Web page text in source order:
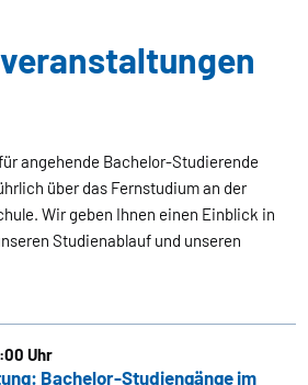
angehende Bachelor-Studierende
über das Fernstudium an der
Wir geben Ihnen einen Einblick in
Studienablauf und unseren
Uhr
Bachelor-Studiengänge im